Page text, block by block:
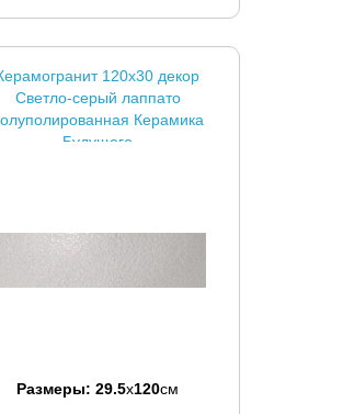
120x30 декор
Светло-серый лаппато
Керамика
Будущего
Размеры: 29.5x120см